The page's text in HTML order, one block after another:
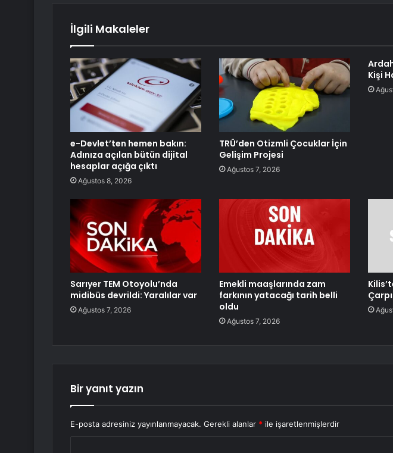
İlgili Makaleler
e-Devlet’ten hemen bakın:
Adınıza açılan bütün dijital
hesaplar açığa çıktı
Ağustos 8, 2026
TRÜ’den Otizmli Çocuklar İçin
Gelişim Projesi
Ağustos 7, 2026
Kişi
Sarıyer TEM Otoyolu’nda
midibüs devrildi: Yaralılar var
Ağustos 7, 2026
Emekli maaşlarında zam
farkının yatacağı tarih belli
oldu
Ağustos 7, 2026
Bir yanıt yazın
E-posta adresiniz yayınlanmayacak. Gerekli alanlar * ile işaretlenmişlerdir